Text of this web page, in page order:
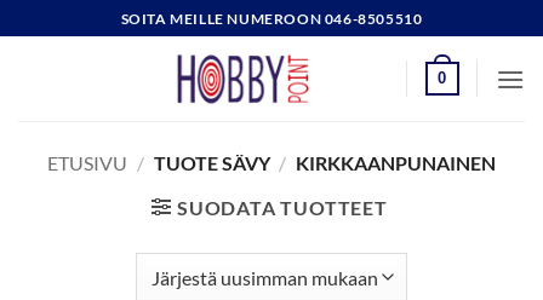
to
SOITA MEILLE NUMEROON 046-8505510
0
ETUSIVU / TUOTE SÄVY / KIRKKAANPUNAINEN
SUODATA TUOTTEET